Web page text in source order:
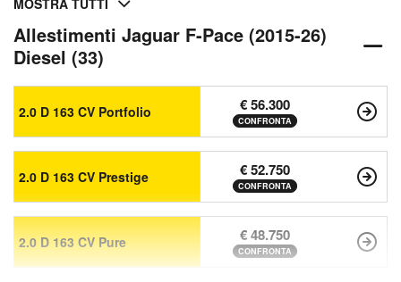
MOSTRA TUTTI
Allestimenti Jaguar F-Pace (2015-26)
Diesel (33)
2.0 D 163 CV Portfolio € 56.300
CONFRONTA
2.0 D 163 CV Prestige € 52.750
CONFRONTA
2.0 D 163 CV Pure € 48.750
CONFRONTA